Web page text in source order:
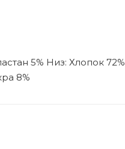
5% Низ: Хлопок 72%
8%